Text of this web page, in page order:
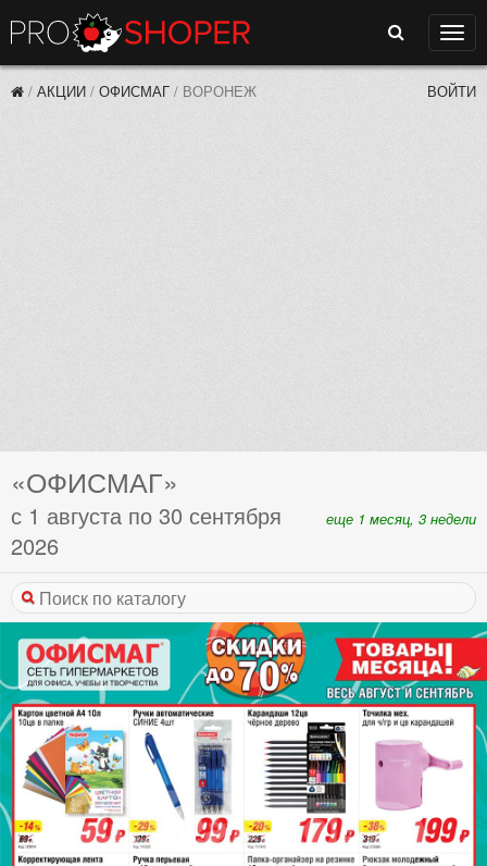
Поиск
/ АКЦИИ / ОФИСМАГ / ВОРОНЕЖ ВОЙТИ
«ОФИСМАГ»
с 1 августа по 30 сентября
2026
еще 1 месяц, 3 недели